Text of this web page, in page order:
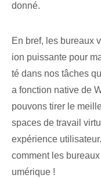
donné.
En bref, les ⁤bureaux
ion puissante⁢ pour
té dans nos ⁤tâches
a fonction native de
pouvons tirer le
spaces de travail
expérience
comment les
umérique !